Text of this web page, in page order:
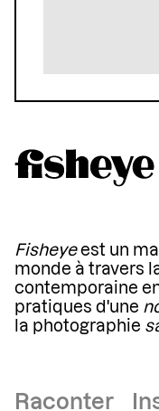
Fisheyeest un
monde à travers
contemporaine
pratiques d'une
la photographie
Raconter